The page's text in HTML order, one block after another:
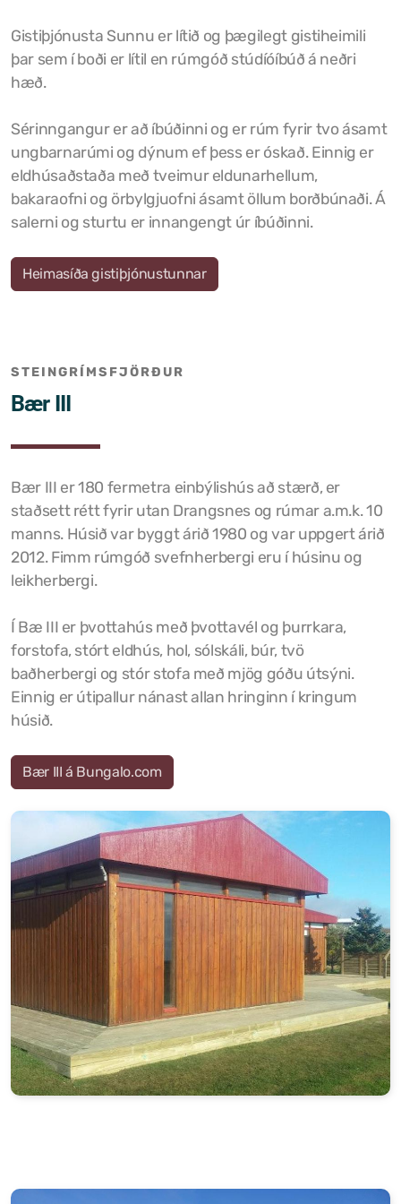
Gistiþjónusta Sunnu er lítið og þægilegt gistiheimili
þar sem í boði er lítil en rúmgóð stúdíóíbúð á neðri
hæð.
Sérinngangur er að íbúðinni og er rúm fyrir tvo ásamt
ungbarnarúmi og dýnum ef þess er óskað. Einnig er
eldhúsaðstaða með tveimur eldunarhellum,
bakaraofni og örbylgjuofni ásamt öllum borðbúnaði. Á
salerni og sturtu er innangengt úr íbúðinni.
Heimasíða gistiþjónustunnar
STEINGRÍMSFJÖRÐUR
Bær III
Bær III er 180 fermetra einbýlishús að stærð, er
staðsett rétt fyrir utan Drangsnes og rúmar a.m.k. 10
manns. Húsið var byggt árið 1980 og var uppgert árið
2012. Fimm rúmgóð svefnherbergi eru í húsinu og
leikherbergi.
Í Bæ III er þvottahús með þvottavél og þurrkara,
forstofa, stórt eldhús, hol, sólskáli, búr, tvö
baðherbergi og stór stofa með mjög góðu útsýni.
Einnig er útipallur nánast allan hringinn í kringum
húsið.
Bær III á Bungalo.com
Tjaldstæði